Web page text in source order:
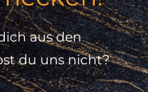
aus den
du uns nicht?